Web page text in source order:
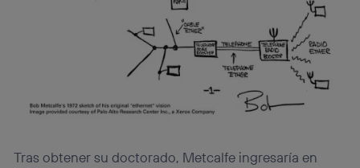
Tras obtener su doctorado, Metcalfe ingresaría en